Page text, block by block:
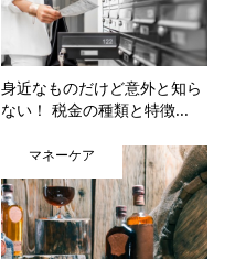
身近なものだけど意外と知ら
ない！ 税金の種類と特徴...
マネーケア